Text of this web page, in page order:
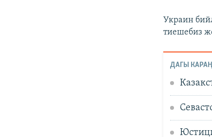
Украин
тиешебиз
ДАГЫ